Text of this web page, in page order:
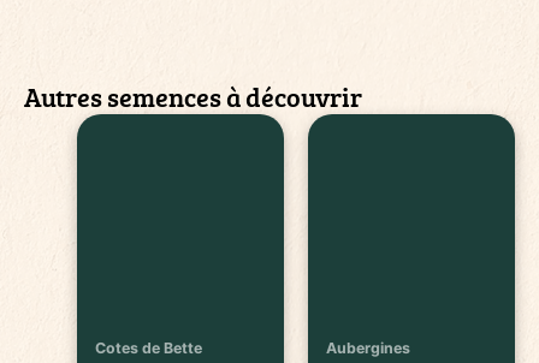
Autres semences à découvrir
Cotes de Bette Aubergines